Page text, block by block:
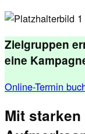
Zielgruppen
eine
Online-Termin
Mit